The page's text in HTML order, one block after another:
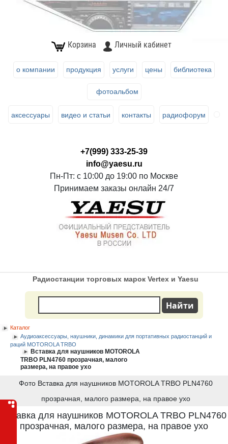
Корзина Личный кабинет
о компании продукция услуги цены библиотека
фотоальбом
аксессуары видео и статьи контакты радиофорум
+7(999) 333-25-39
info@yaesu.ru
Пн-Пт: с 10:00 до 19:00 по Москве
Принимаем заказы онлайн 24/7
Радиостанции торговых марок Vertex и Yaesu
Каталог
Аудиоаксессуары, наушники, динамики для портативных радиостанций и
раций MOTOROLA TRBO
Вставка для наушников MOTOROLA
TRBO PLN4760 прозрачная, малого
размера, на правое ухо
Фото Вставка для наушников MOTOROLA TRBO PLN4760
прозрачная, малого размера, на правое ухо
Вставка для наушников MOTOROLA TRBO PLN4760
прозрачная, малого размера, на правое ухо